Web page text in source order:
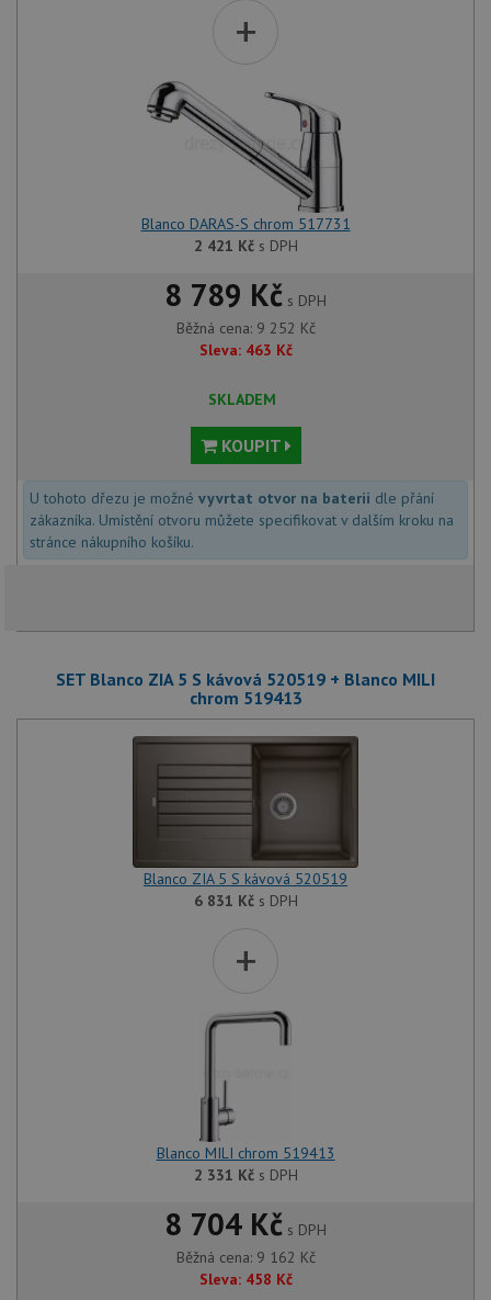
+
Blanco DARAS-S chrom 517731
2 421 Kčs DPH
8 789 Kč s DPH
Běžná cena: 9 252 Kč
Sleva: 463 Kč
SKLADEM
KOUPIT
U tohoto dřezu je možné vyvrtat otvor na baterii dle přání
zákazníka. Umístění otvoru můžete specifikovat v dalším kroku na
stránce nákupního košíku.
SET Blanco ZIA 5 S kávová 520519 + Blanco MILI
chrom 519413
Blanco ZIA 5 S kávová 520519
6 831 Kčs DPH
+
Blanco MILI chrom 519413
2 331 Kčs DPH
8 704 Kč s DPH
Běžná cena: 9 162 Kč
Sleva: 458 Kč